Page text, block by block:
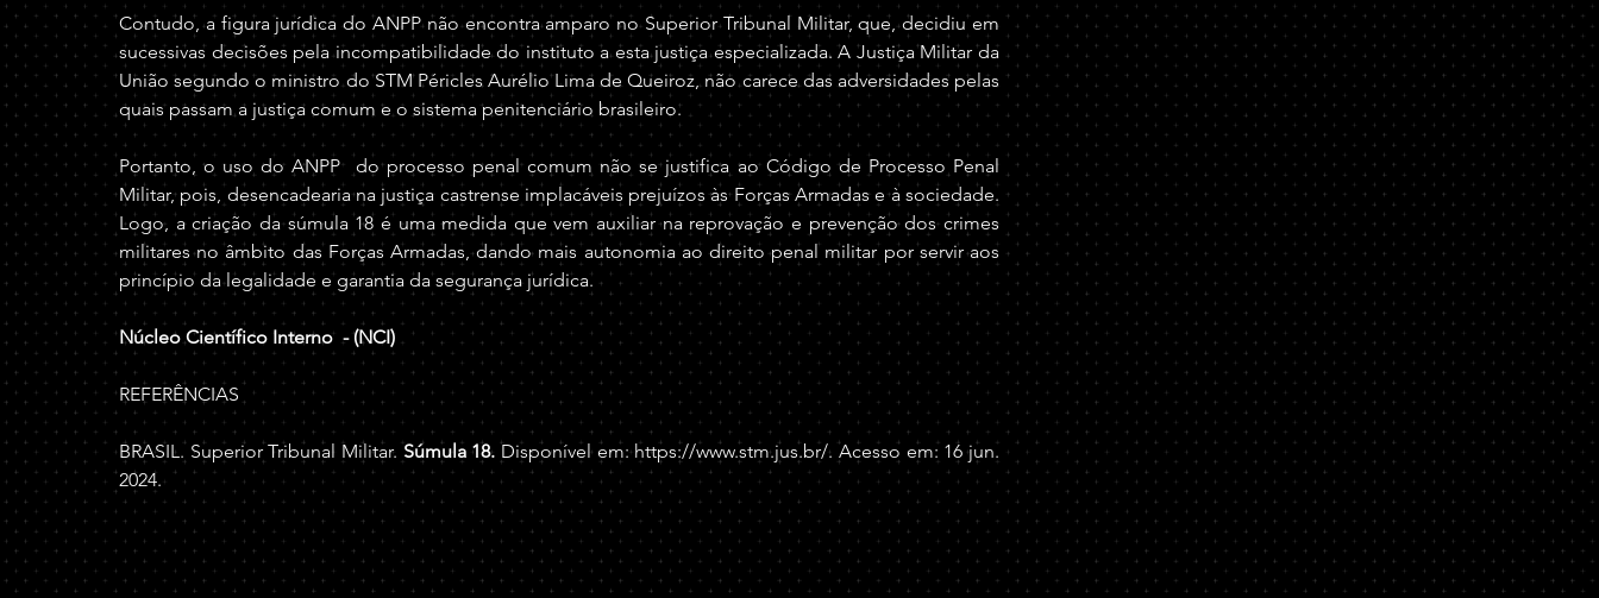
Contudo, a figura jurídica do ANPP não encontra amparo no Superior Tribunal Militar, que, decidiu em
sucessivas decisões pela incompatibilidade do instituto a esta justiça especializada. A Justiça Militar da
União segundo o ministro do STM Péricles Aurélio Lima de Queiroz, não carece das adversidades pelas
quais passam a justiça comum e o sistema penitenciário brasileiro.
Portanto, o uso do ANPP  do processo penal comum não se justifica ao Código de Processo Penal
Militar, pois, desencadearia na justiça castrense implacáveis prejuízos às Forças Armadas e à sociedade.
Logo, a criação da súmula 18 é uma medida que vem auxiliar na reprovação e prevenção dos crimes
militares no âmbito das Forças Armadas, dando mais autonomia ao direito penal militar por servir aos
princípio da legalidade e garantia da segurança jurídica.
Núcleo Científico Interno  - (NCI)
REFERÊNCIAS
BRASIL. Superior Tribunal Militar. Súmula 18. Disponível em: https://www.stm.jus.br/. Acesso em: 16 jun.
2024.